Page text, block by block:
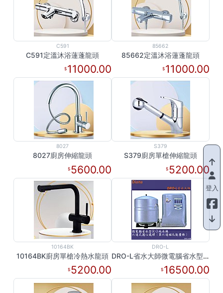
C591
C591定溫沐浴蓮蓬龍頭
11000.00
85662
85662定溫沐浴蓮蓬龍頭
11000.00
8027
8027廚房伸縮龍頭
5600.00
S379
S379廚房單槍伸縮龍頭
5200.00
10164BK
10164BK廚房單槍冷熱水龍頭
5200.00
DRO-L
DRO-L省水大師微電腦省水型RO純水機
16500.00
登入